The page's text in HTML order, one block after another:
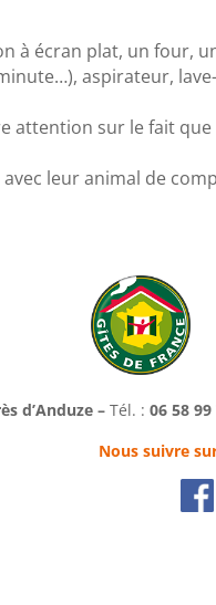
à écran plat, un four,
aspirateur,
attention sur le fait
leur animal de
d’Anduze – Tél. : 06 58 99
Nous suivre